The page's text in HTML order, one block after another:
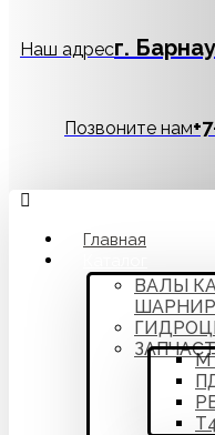
Наш адресг.
Позвоните нам
Главная
ВАЛЫ